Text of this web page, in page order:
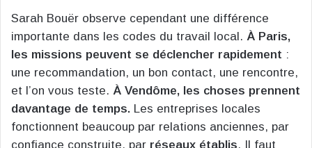
Sarah Bouër observe cependant une différence
importante dans les codes du travail local. À Paris,
les missions peuvent se déclencher rapidement :
une recommandation, un bon contact, une rencontre,
et l’on vous teste. À Vendôme, les choses prennent
davantage de temps. Les entreprises locales
fonctionnent beaucoup par relations anciennes, par
confiance construite, par réseaux établis. Il faut